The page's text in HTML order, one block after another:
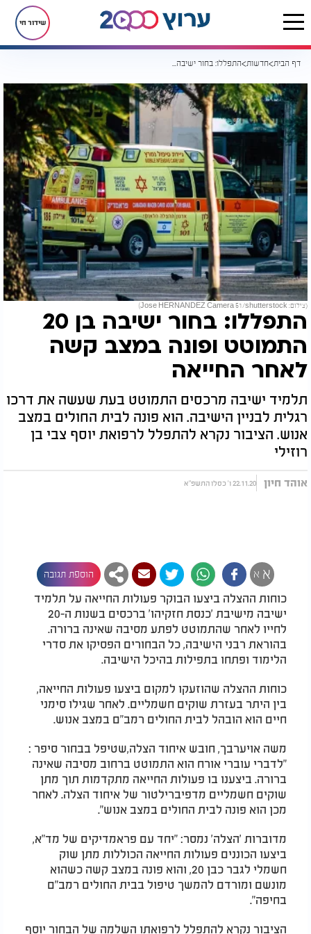
שידור חי
דף הבית חדשות התפללו: בחור ישיבה בן 20 התמוטט ופונה במצב קשה לאחר החייאה
(צילום: Jose HERNANDEZ Camera 51/shutterstock)
התפללו: בחור ישיבה בן 20
התמוטט ופונה במצב קשה
לאחר החייאה
תלמיד ישיבה מרכסים התמוטט בעת שעשה את דרכו
רגלית לבניין הישיבה. הוא פונה לבית החולים במצב
אנוש. הציבור נקרא להתפלל לרפואת יוסף צבי בן
רוזילי
אוהד חיון 22.11.20 ו' כסלו התשפ"א
א א הוספת תגובה
כוחות ההצלה ביצעו הבוקר פעולות החייאה על תלמיד
ישיבה מישיבת 'כנסת חזקיהו' ברכסים בשנות ה-20
לחייו לאחר שהתמוטט לפתע מסיבה שאינה ברורה.
בהוראת רבני הישיבה, כל הבחורים הפסיקו את סדרי
הלימוד ופתחו בתפילות בהיכל הישיבה.
כוחות ההצלה שהוזעקו למקום ביצעו פעולות החייאה,
בין היתר בעזרת שוקים חשמליים. לאחר שגילו סימני
חיים הוא הובהל לבית החולים רמב"ם במצב אנוש.
משה אויערבך, חובש איחוד הצלה,שטיפל בבחור סיפר :
"לדברי עוברי אורח הוא התמוטט ברחוב מסיבה שאינה
ברורה. ביצענו בו פעולות החייאה מתקדמות תוך מתן
שוקים חשמליים מדפיברילטור של איחוד הצלה. לאחר
מכן הוא פונה לבית החולים במצב אנוש".
מדוברות 'הצלה' נמסר: "יחד עם פראמדיקים של מד"א,
ביצעו הכוננים פעולות החייאה הכוללות מתן שוק
חשמלי לגבר כבן 20, והוא פונה במצב קשה כשהוא
מונשם ומורדם להמשך טיפול בבית החולים רמב"ם
בחיפה".
הציבור נקרא להתפלל לרפואתו השלמה של הבחור יוסף